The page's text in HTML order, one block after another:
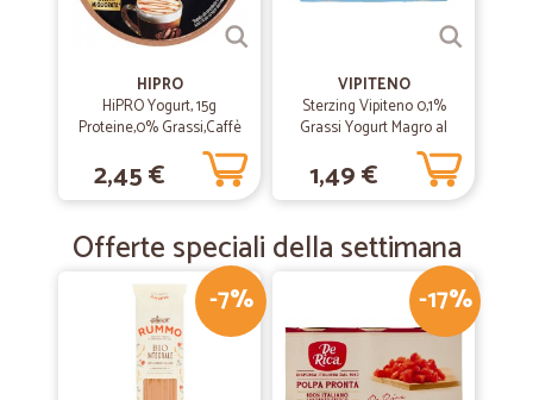
HIPRO
HiPRO Yogurt, 15g
Proteine,0% Grassi,Caffè
Macchiato,con
Magnesio&Vit B9,basso in
lattosio,160g
2,45 €
VIPITENO
Sterzing Vipiteno 0,1%
Grassi Yogurt Magro al
Caffè 2 x 125 g
1,49 €
Offerte speciali della settimana
-7% -17%